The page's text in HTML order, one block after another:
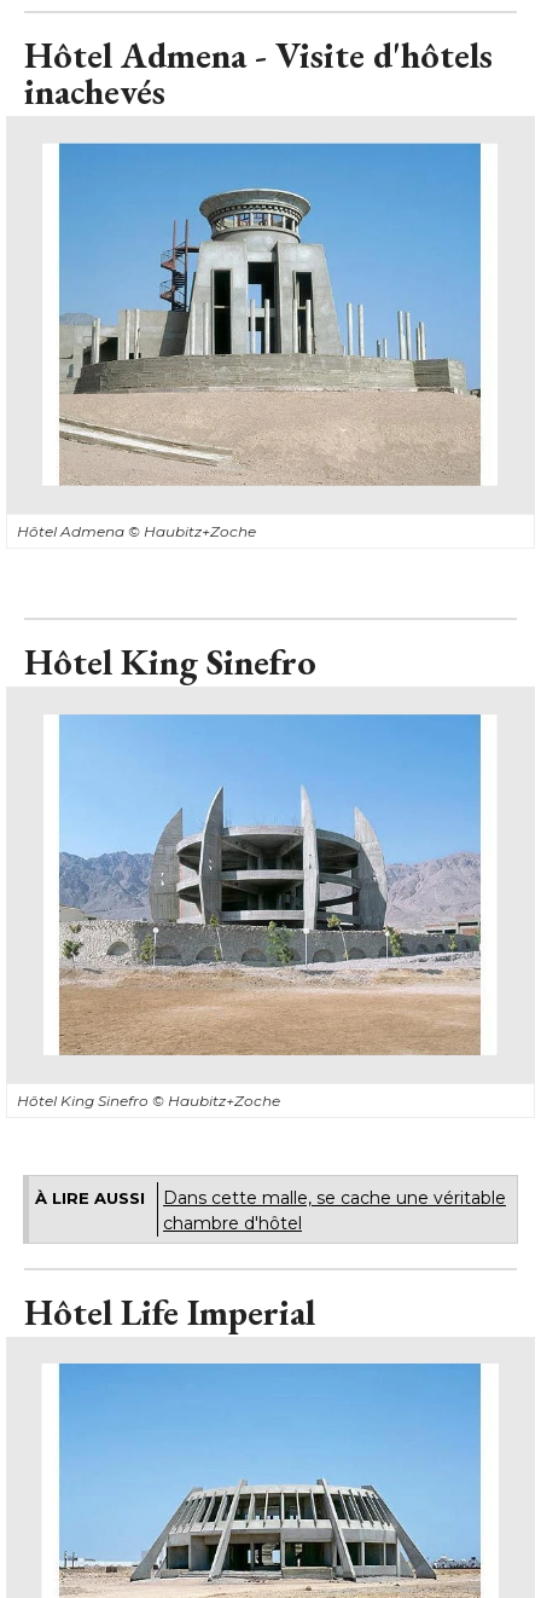
Hôtel Admena - Visite d'hôtels
inachevés
Hôtel Admena © Haubitz+Zoche
Hôtel King Sinefro
Hôtel King Sinefro © Haubitz+Zoche
À LIRE AUSSI
Dans cette malle, se cache une véritable
chambre d'hôtel
Hôtel Life Imperial